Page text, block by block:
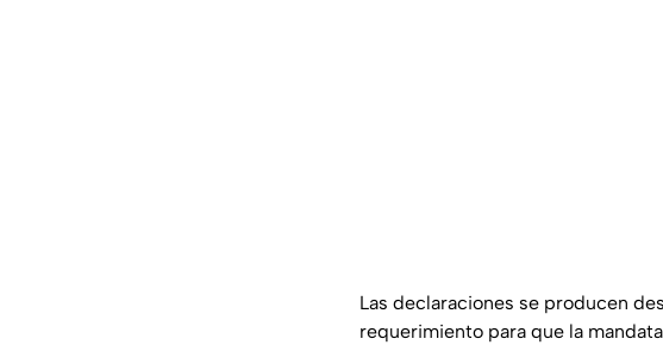
Las declaraciones se producen
requerimiento para que la